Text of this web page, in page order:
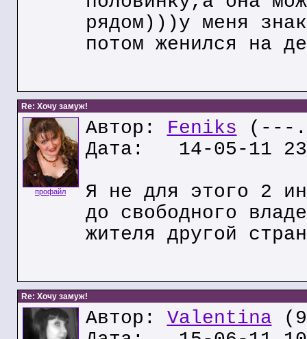
рядом)))у меня
потом женился на
Re: Хочу замуж!
профайл
Автор: Feniks (---
Дата: 14-05-11
Я не для этого 2
до свободного
жителя другой
Re: Хочу замуж!
Автор: Valentina